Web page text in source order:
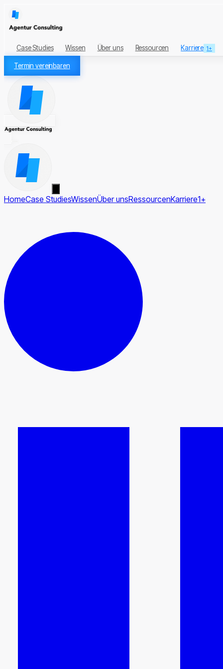
Case Studies Wissen Über uns Ressourcen Karriere 1+
Termin vereinbaren
HomeCase StudiesWissenÜber unsRessourcenKarriere1+